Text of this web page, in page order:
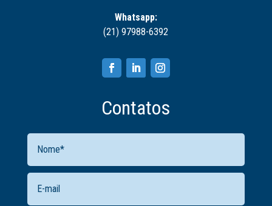
Whatsapp:
(21) 97988-6392
Contatos